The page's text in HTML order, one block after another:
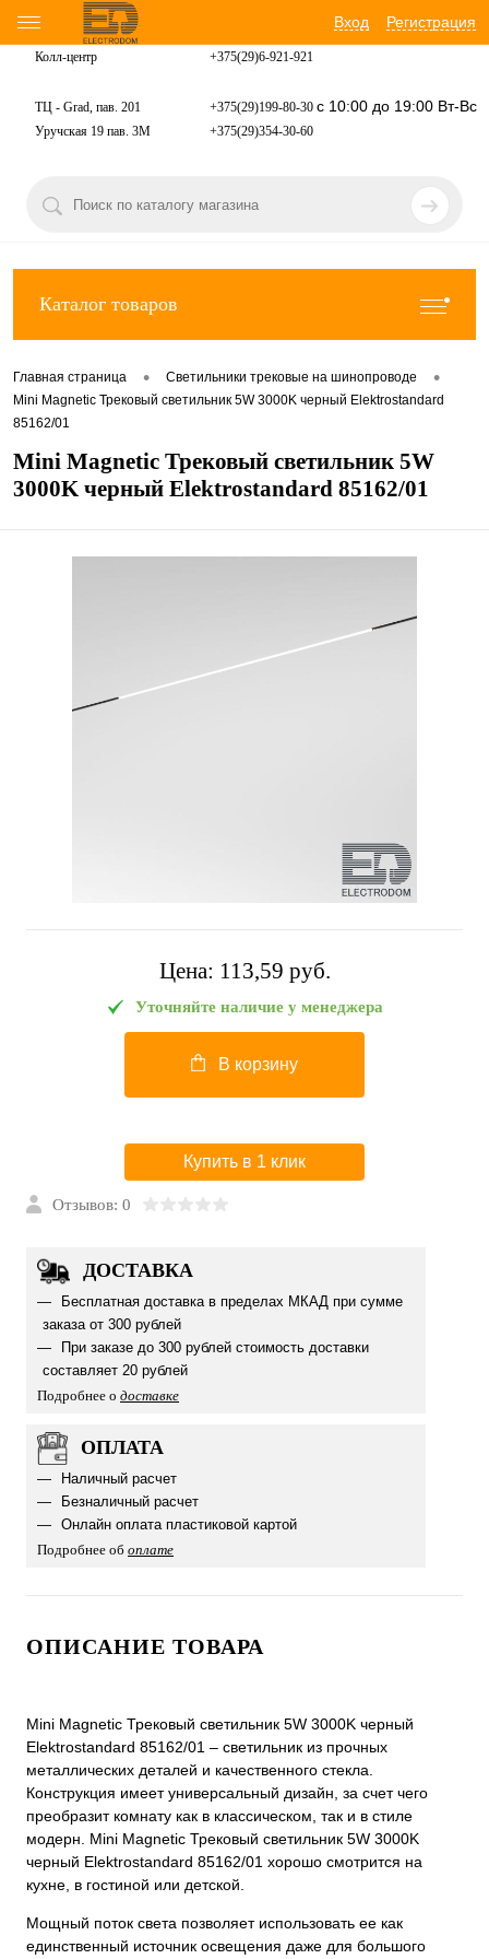
Вход Регистрация
Колл-центр +375(29)6-921-921
ТЦ - Grad, пав. 201 +375(29)199-80-30 с 10:00 до 19:00 Вт-Вс
Уручская 19 пав. 3М +375(29)354-30-60
Каталог товаров
Главная страница • Светильники трековые на шинопроводе •
Mini Magnetic Трековый светильник 5W 3000K черный Elektrostandard
85162/01
Mini Magnetic Трековый светильник 5W
3000K черный Elektrostandard 85162/01
Цена: 113,59 pуб.
Уточняйте наличие у менеджера
В корзину
Купить в 1 клик
Отзывов: 0
ДОСТАВКА
Бесплатная доставка в пределах МКАД при сумме
заказа от 300 рублей
При заказе до 300 рублей стоимость доставки
составляет 20 рублей
Подробнее о доставке
ОПЛАТА
Наличный расчет
Безналичный расчет
Онлайн оплата пластиковой картой
Подробнее об оплате
ОПИСАНИЕ ТОВАРА
Mini Magnetic Трековый светильник 5W 3000K черный
Elektrostandard 85162/01 – светильник из прочных
металлических деталей и качественного стекла.
Конструкция имеет универсальный дизайн, за счет чего
преобразит комнату как в классическом, так и в стиле
модерн. Mini Magnetic Трековый светильник 5W 3000K
черный Elektrostandard 85162/01 хорошо смотрится на
кухне, в гостиной или детской.
Мощный поток света позволяет использовать ее как
единственный источник освещения даже для большого